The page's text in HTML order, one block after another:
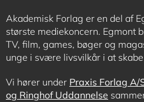
Akademisk Forlag er en del af
største mediekoncern. Egmont
TV, film, games, bøger og
unge i svære livsvilkår i at
Vi hører under Praxis Forlag A/
og Ringhof Uddannelse